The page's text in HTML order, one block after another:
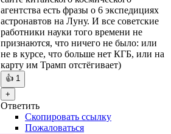
агентства есть фразы о 6 экспедициях
астронавтов на Луну. И все советские
работники науки того времени не
признаются, что ничего не было: или
не в курсе, что больше нет КГБ, или на
карту им Трамп отстёгивает)
👍 1
+
Ответить
Скопировать ссылку
Пожаловаться